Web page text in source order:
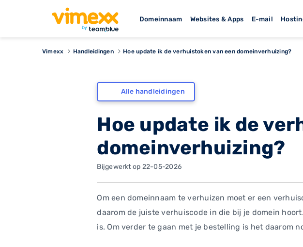
Domeinnaam Websites & Apps E-mail
Vimexx Handleidingen Hoe update ik de verhuistoken van een domeinverhuizing?
Alle handleidingen
Hoe update ik de
domeinverhuizing?
Bijgewerkt op 22-05-2026
Om een domeinnaam te verhuizen moet er een
daarom de juiste verhuiscode in die bij je domein
is. Om verder te gaan met je bestelling is het daarom